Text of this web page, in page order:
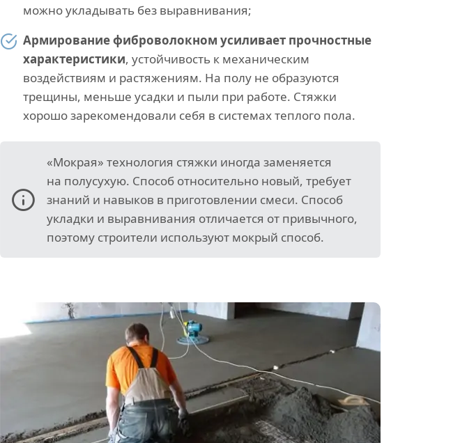
можно укладывать без выравнивания;
Армирование фиброволокном усиливает прочностные
характеристики, устойчивость к механическим
воздействиям и растяжениям. На полу не образуются
трещины, меньше усадки и пыли при работе. Стяжки
хорошо зарекомендовали себя в системах теплого пола.
«Мокрая» технология стяжки иногда заменяется
на полусухую. Способ относительно новый, требует
знаний и навыков в приготовлении смеси. Способ
укладки и выравнивания отличается от привычного,
поэтому строители используют мокрый способ.